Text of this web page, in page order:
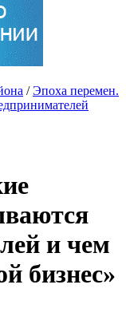
/ Эпоха перемен.
и чем
бизнес»